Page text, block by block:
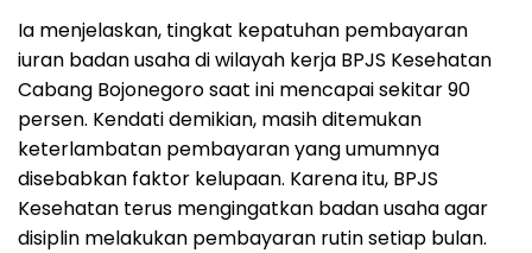
Ia menjelaskan, tingkat kepatuhan pembayaran
iuran badan usaha di wilayah kerja BPJS Kesehatan
Cabang Bojonegoro saat ini mencapai sekitar 90
persen. Kendati demikian, masih ditemukan
keterlambatan pembayaran yang umumnya
disebabkan faktor kelupaan. Karena itu, BPJS
Kesehatan terus mengingatkan badan usaha agar
disiplin melakukan pembayaran rutin setiap bulan.